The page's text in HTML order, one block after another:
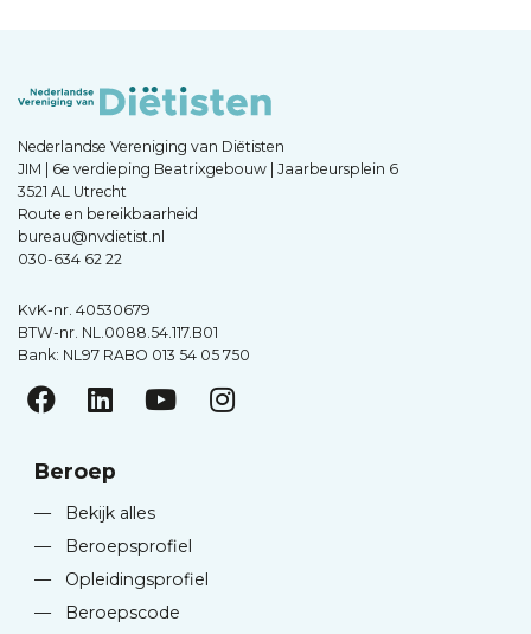
Nederlandse Vereniging van Diëtisten
JIM | 6e verdieping Beatrixgebouw | Jaarbeursplein 6
3521 AL Utrecht
Route en bereikbaarheid
bureau@nvdietist.nl
030-634 62 22
KvK-nr. 40530679
BTW-nr. NL.0088.54.117.B01
Bank: NL97 RABO 013 54 05 750
Beroep
—
Bekijk alles
—
Beroepsprofiel
—
Opleidingsprofiel
—
Beroepscode